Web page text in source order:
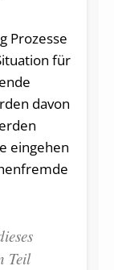
Prozesse
für
davon
eingehen
Teil